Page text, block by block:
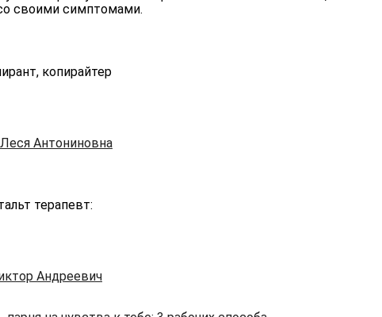
своими симптомами.
копирайтер
Антониновна
терапевт:
Андреевич